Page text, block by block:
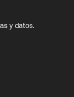
y datos.